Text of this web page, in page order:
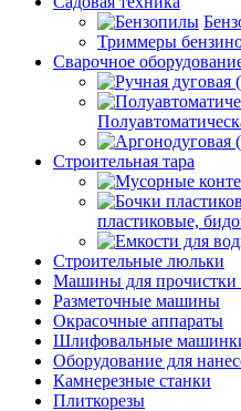
Триммеры
Сварочное
Строительная тара
пластиковые,
Строительные люльки
Машины для прочистки
Разметочные машины
Окрасочные аппараты
Шлифовальные
Оборудование для
Камнерезные станки
Плиткорезы